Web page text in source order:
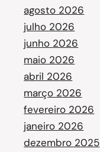
agosto 2026
julho 2026
junho 2026
maio 2026
abril 2026
março 2026
fevereiro 2026
janeiro 2026
dezembro 2025